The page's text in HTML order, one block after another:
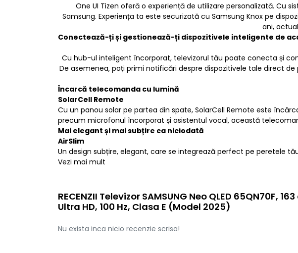
One UI Tizen oferă o experiență de utilizare personalizată. Cu
Samsung. Experiența ta este securizată cu Samsung Knox pe
ani,
Conectează-ți și gestionează-ți dispozitivele inteligente de
Cu hub-ul inteligent încorporat, televizorul tău poate conecta și
De asemenea, poți primi notificări despre dispozitivele tale direct
Încarcă telecomanda cu lumină
SolarCell Remote
Cu un panou solar pe partea din spate, SolarCell Remote este
precum microfonul încorporat și asistentul vocal, această
Mai elegant și mai subțire ca niciodată
AirSlim
Un design subțire, elegant, care se integrează perfect pe peretele
Vezi mai mult
RECENZII Televizor SAMSUNG Neo QLED 65QN70F,
Ultra HD, 100 Hz, Clasa E (Model 2025)
Nu exista inca nicio recenzie scrisa!